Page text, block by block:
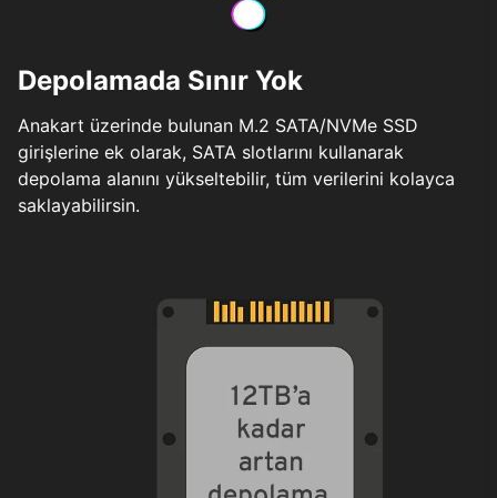
Depolamada Sınır Yok
Anakart üzerinde bulunan M.2 SATA/NVMe SSD
girişlerine ek olarak, SATA slotlarını kullanarak
depolama alanını yükseltebilir, tüm verilerini kolayca
saklayabilirsin.